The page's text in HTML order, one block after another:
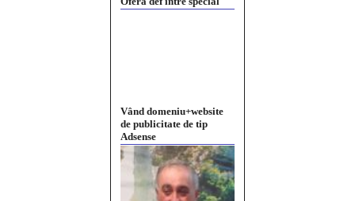
Pastorul Liviu Radu a
trecut la Domnul